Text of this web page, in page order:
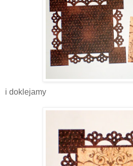
i doklejamy